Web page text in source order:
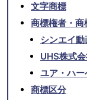
文字商標
商標権者・商
シンエイ
UHS株式
ユア・ハ
商標区分